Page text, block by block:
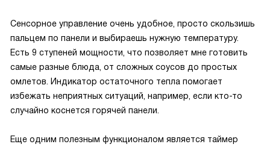
Сенсорное управление очень удобное, просто скользишь
пальцем по панели и выбираешь нужную температуру.
Есть 9 ступеней мощности, что позволяет мне готовить
самые разные блюда, от сложных соусов до простых
омлетов. Индикатор остаточного тепла помогает
избежать неприятных ситуаций, например, если кто-то
случайно коснется горячей панели.
Еще одним полезным функционалом является таймер